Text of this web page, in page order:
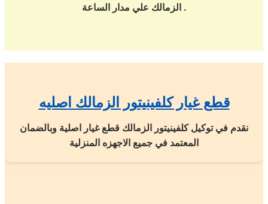
الزمالك علي مدار الساعة .
قطع غيار كلفينيتور الزمالك اصليه
نقدم في توكيل كلفينيتور الزمالك قطع غيار اصلية وبالضمان
المعتمد في جميع الاجهزه المنزلية